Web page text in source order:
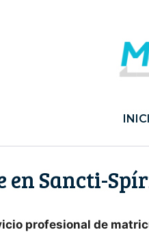
en Sancti-
profesional de